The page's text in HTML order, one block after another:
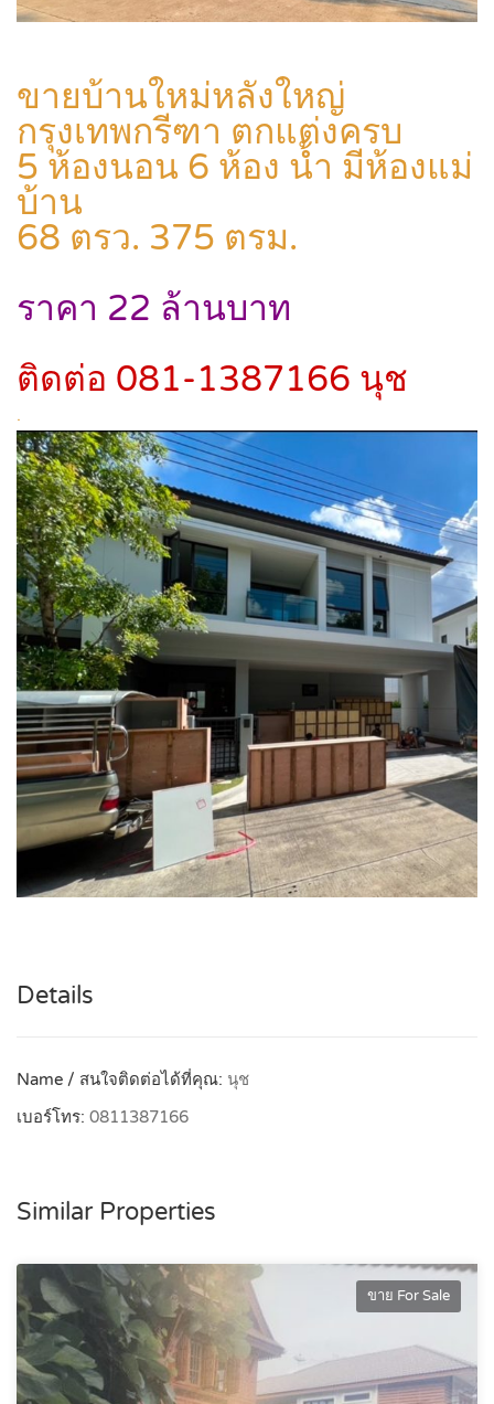
ขายบ้านใหม่หลังใหญ่
กรุงเทพกรีฑา ตกแต่งครบ
5 ห้องนอน 6 ห้อง น้ำ มีห้องแม่
บ้าน
68 ตรว. 375 ตรม.
ราคา 22 ล้านบาท
ติดต่อ 081-1387166 นุช
.
Details
Name / สนใจติดต่อได้ที่คุณ: นุช
เบอร์โทร: 0811387166
Similar Properties
ขาย For Sale